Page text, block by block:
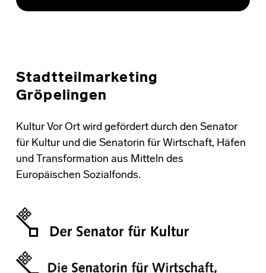
Stadtteilmarketing
Gröpelingen
Kultur Vor Ort wird gefördert durch den Senator
für Kultur und die Senatorin für Wirtschaft, Häfen
und Transformation aus Mitteln des
Europäischen Sozialfonds.